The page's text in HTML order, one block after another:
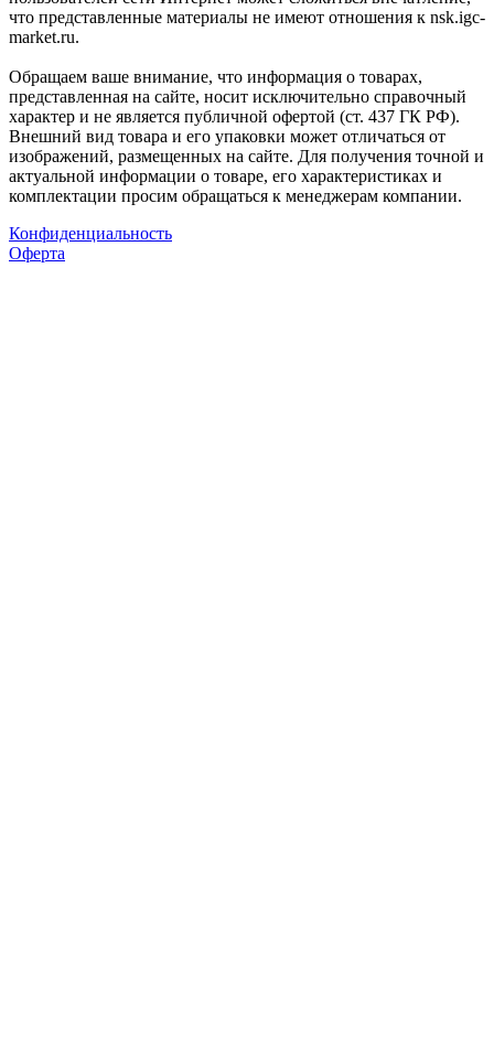
что представленные материалы не имеют отношения к nsk.igc-
market.ru.
Обращаем ваше внимание, что информация о товарах,
представленная на сайте, носит исключительно справочный
характер и не является публичной офертой (ст. 437 ГК РФ).
Внешний вид товара и его упаковки может отличаться от
изображений, размещенных на сайте. Для получения точной и
актуальной информации о товаре, его характеристиках и
комплектации просим обращаться к менеджерам компании.
Конфиденциальность
Оферта